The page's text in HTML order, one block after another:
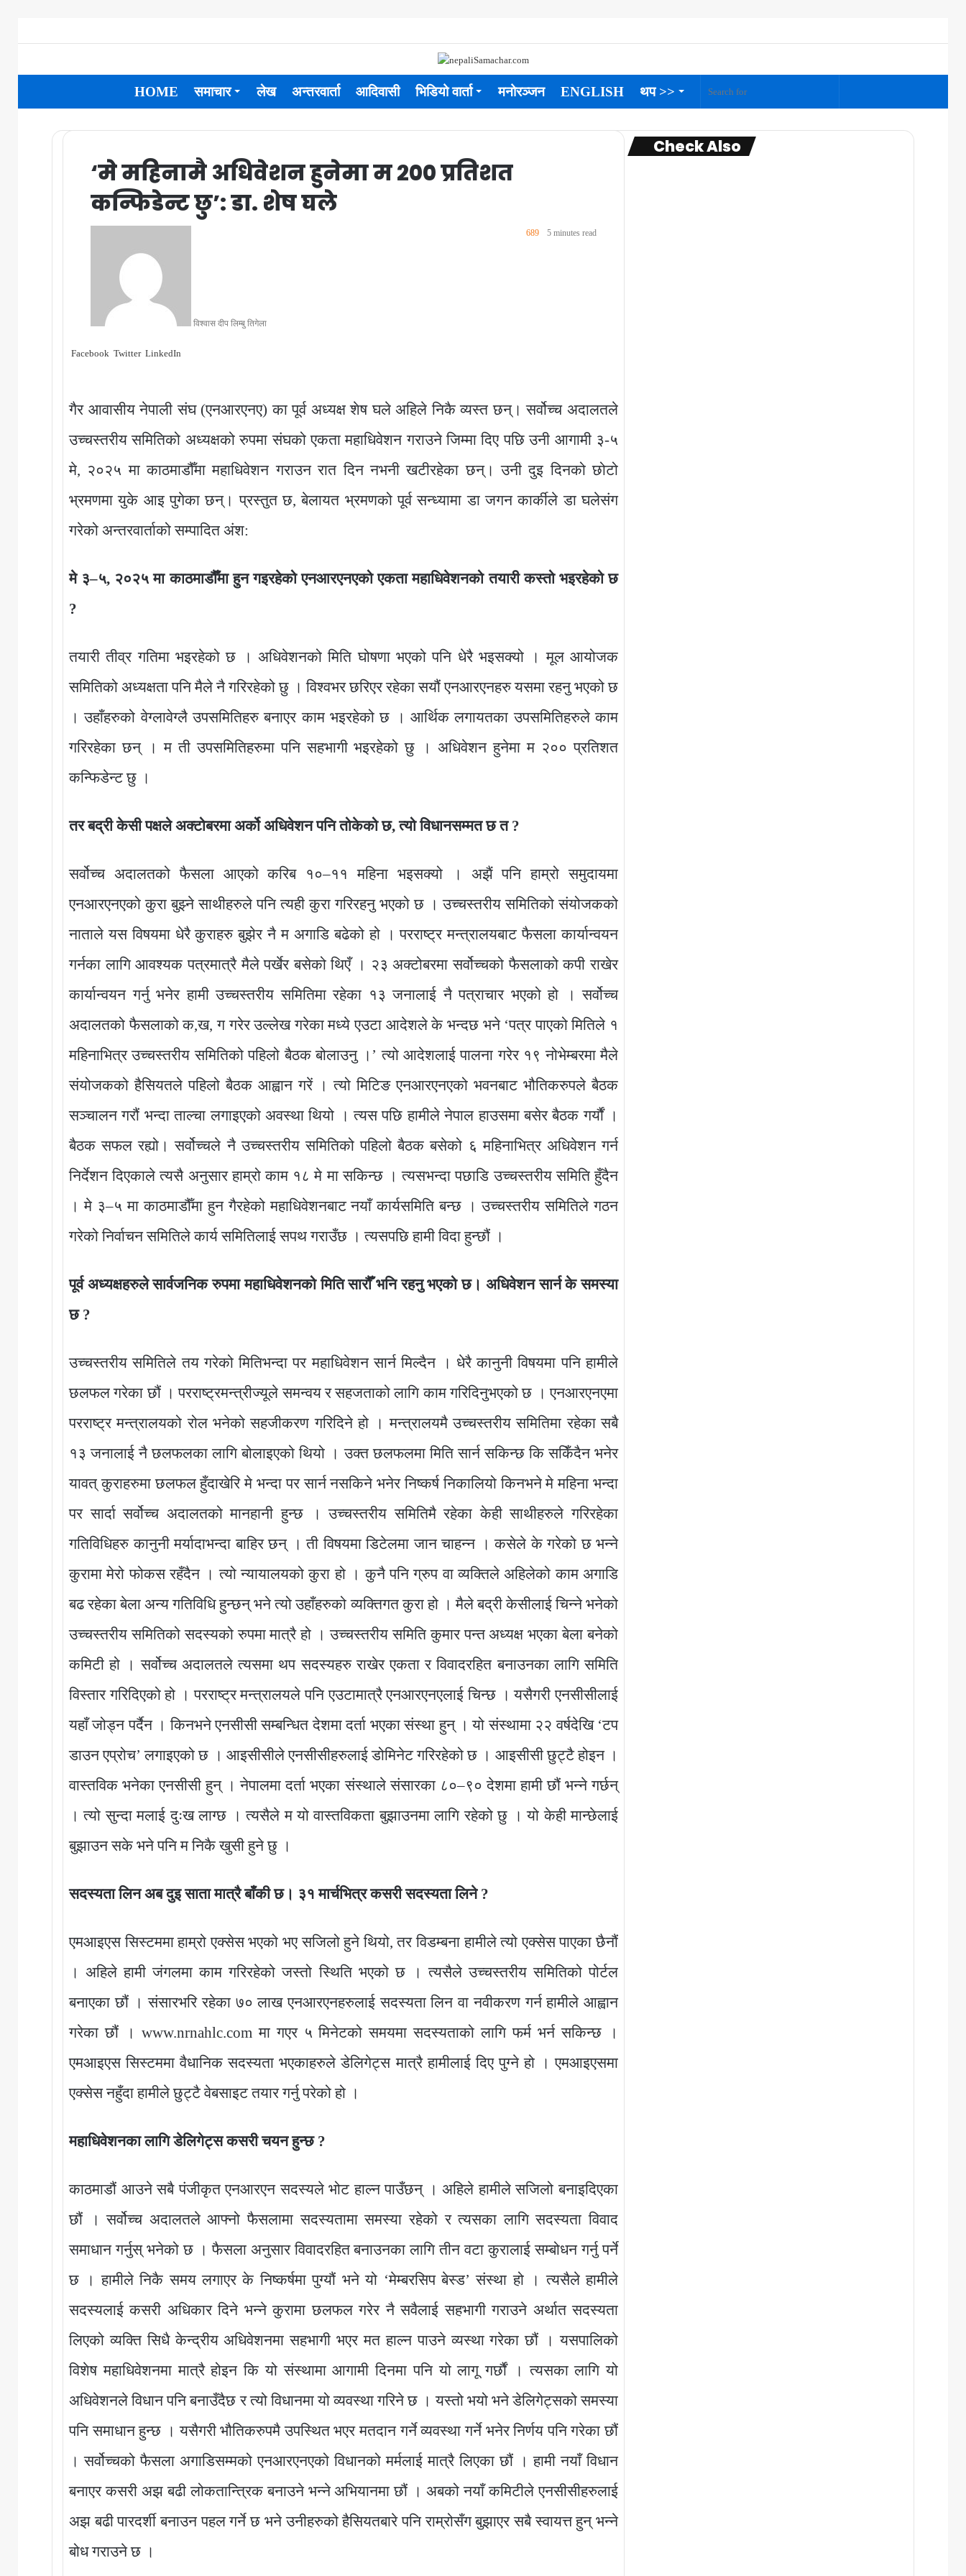
HOME समाचार लेख अन्तरवार्ता आदिवासी भिडियो वार्ता मनोरञ्जन ENGLISH थप >>
‘मे महिनामै अधिवेशन हुनेमा म २०० प्रतिशत
कन्फिडेन्ट छु’: डा. शेष घले
विश्वास दीप लिम्बु तिगेला
689 5 minutes read
Facebook Twitter LinkedIn
गैर आवासीय नेपाली संघ (एनआरएनए) का पूर्व अध्यक्ष शेष घले अहिले निकै व्यस्त छन्। सर्वोच्च अदालतले
उच्चस्तरीय समितिको अध्यक्षको रुपमा संघको एकता महाधिवेशन गराउने जिम्मा दिए पछि उनी आगामी ३-५
मे, २०२५ मा काठमाडौँमा महाधिवेशन गराउन रात दिन नभनी खटीरहेका छन्। उनी दुइ दिनको छोटो
भ्रमणमा युके आइ पुगेका छन्। प्रस्तुत छ, बेलायत भ्रमणको पूर्व सन्ध्यामा डा जगन कार्कीले डा घलेसंग
गरेको अन्तरवार्ताको सम्पादित अंश:
मे ३–५, २०२५ मा काठमाडौँमा हुन गइरहेको एनआरएनएको एकता महाधिवेशनको तयारी कस्तो भइरहेको छ
?
तयारी तीव्र गतिमा भइरहेको छ । अधिवेशनको मिति घोषणा भएको पनि धेरै भइसक्यो । मूल आयोजक
समितिको अध्यक्षता पनि मैले नै गरिरहेको छु । विश्वभर छरिएर रहेका सयौं एनआरएनहरु यसमा रहनु भएको छ
। उहाँहरुको वेग्लावेग्लै उपसमितिहरु बनाएर काम भइरहेको छ । आर्थिक लगायतका उपसमितिहरुले काम
गरिरहेका छन् । म ती उपसमितिहरुमा पनि सहभागी भइरहेको छु । अधिवेशन हुनेमा म २०० प्रतिशत
कन्फिडेन्ट छु ।
तर बद्री केसी पक्षले अक्टोबरमा अर्को अधिवेशन पनि तोकेको छ, त्यो विधानसम्मत छ त ?
सर्वोच्च अदालतको फैसला आएको करिब १०–११ महिना भइसक्यो । अझैं पनि हाम्रो समुदायमा
एनआरएनएको कुरा बुझ्ने साथीहरुले पनि त्यही कुरा गरिरहनु भएको छ । उच्चस्तरीय समितिको संयोजकको
नाताले यस विषयमा धेरै कुराहरु बुझेर नै म अगाडि बढेको हो । परराष्ट्र मन्त्रालयबाट फैसला कार्यान्वयन
गर्नका लागि आवश्यक पत्रमात्रै मैले पर्खेर बसेको थिएँ । २३ अक्टोबरमा सर्वोच्चको फैसलाको कपी राखेर
कार्यान्वयन गर्नु भनेर हामी उच्चस्तरीय समितिमा रहेका १३ जनालाई नै पत्राचार भएको हो । सर्वोच्च
अदालतको फैसलाको क,ख, ग गरेर उल्लेख गरेका मध्ये एउटा आदेशले के भन्दछ भने ‘पत्र पाएको मितिले १
महिनाभित्र उच्चस्तरीय समितिको पहिलो बैठक बोलाउनु ।’ त्यो आदेशलाई पालना गरेर १९ नोभेम्बरमा मैले
संयोजकको हैसियतले पहिलो बैठक आह्वान गरें । त्यो मिटिङ एनआरएनएको भवनबाट भौतिकरुपले बैठक
सञ्चालन गरौं भन्दा ताल्चा लगाइएको अवस्था थियो । त्यस पछि हामीले नेपाल हाउसमा बसेर बैठक गर्यौं ।
बैठक सफल रह्यो। सर्वोच्चले नै उच्चस्तरीय समितिको पहिलो बैठक बसेको ६ महिनाभित्र अधिवेशन गर्न
निर्देशन दिएकाले त्यसै अनुसार हाम्रो काम १८ मे मा सकिन्छ । त्यसभन्दा पछाडि उच्चस्तरीय समिति हुँदैन
। मे ३–५ मा काठमाडौँमा हुन गैरहेको महाधिवेशनबाट नयाँ कार्यसमिति बन्छ । उच्चस्तरीय समितिले गठन
गरेको निर्वाचन समितिले कार्य समितिलाई सपथ गराउँछ । त्यसपछि हामी विदा हुन्छौं ।
पूर्व अध्यक्षहरुले सार्वजनिक रुपमा महाधिवेशनको मिति सारौँ भनि रहनु भएको छ। अधिवेशन सार्न के समस्या
छ ?
उच्चस्तरीय समितिले तय गरेको मितिभन्दा पर महाधिवेशन सार्न मिल्दैन । धेरै कानुनी विषयमा पनि हामीले
छलफल गरेका छौं । परराष्ट्रमन्त्रीज्यूले समन्वय र सहजताको लागि काम गरिदिनुभएको छ । एनआरएनएमा
परराष्ट्र मन्त्रालयको रोल भनेको सहजीकरण गरिदिने हो । मन्त्रालयमै उच्चस्तरीय समितिमा रहेका सबै
१३ जनालाई नै छलफलका लागि बोलाइएको थियो । उक्त छलफलमा मिति सार्न सकिन्छ कि सकिँदैन भनेर
यावत् कुराहरुमा छलफल हुँदाखेरि मे भन्दा पर सार्न नसकिने भनेर निष्कर्ष निकालियो किनभने मे महिना भन्दा
पर सार्दा सर्वोच्च अदालतको मानहानी हुन्छ । उच्चस्तरीय समितिमै रहेका केही साथीहरुले गरिरहेका
गतिविधिहरु कानुनी मर्यादाभन्दा बाहिर छन् । ती विषयमा डिटेलमा जान चाहन्न । कसेले के गरेको छ भन्ने
कुरामा मेरो फोकस रहँदैन । त्यो न्यायालयको कुरा हो । कुनै पनि ग्रुप वा व्यक्तिले अहिलेको काम अगाडि
बढ रहेका बेला अन्य गतिविधि हुन्छन् भने त्यो उहाँहरुको व्यक्तिगत कुरा हो । मैले बद्री केसीलाई चिन्ने भनेको
उच्चस्तरीय समितिको सदस्यको रुपमा मात्रै हो । उच्चस्तरीय समिति कुमार पन्त अध्यक्ष भएका बेला बनेको
कमिटी हो । सर्वोच्च अदालतले त्यसमा थप सदस्यहरु राखेर एकता र विवादरहित बनाउनका लागि समिति
विस्तार गरिदिएको हो । परराष्ट्र मन्त्रालयले पनि एउटामात्रै एनआरएनएलाई चिन्छ । यसैगरी एनसीसीलाई
यहाँ जोड्न पर्दैन । किनभने एनसीसी सम्बन्धित देशमा दर्ता भएका संस्था हुन् । यो संस्थामा २२ वर्षदेखि ‘टप
डाउन एप्रोच’ लगाइएको छ । आइसीसीले एनसीसीहरुलाई डोमिनेट गरिरहेको छ । आइसीसी छुट्टै होइन ।
वास्तविक भनेका एनसीसी हुन् । नेपालमा दर्ता भएका संस्थाले संसारका ८०–९० देशमा हामी छौं भन्ने गर्छन्
। त्यो सुन्दा मलाई दुःख लाग्छ । त्यसैले म यो वास्तविकता बुझाउनमा लागि रहेको छु । यो केही मान्छेलाई
बुझाउन सके भने पनि म निकै खुसी हुने छु ।
सदस्यता लिन अब दुइ साता मात्रै बाँकी छ। ३१ मार्चभित्र कसरी सदस्यता लिने ?
एमआइएस सिस्टममा हाम्रो एक्सेस भएको भए सजिलो हुने थियो, तर विडम्बना हामीले त्यो एक्सेस पाएका छैनौं
। अहिले हामी जंगलमा काम गरिरहेको जस्तो स्थिति भएको छ । त्यसैले उच्चस्तरीय समितिको पोर्टल
बनाएका छौं । संसारभरि रहेका ७० लाख एनआरएनहरुलाई सदस्यता लिन वा नवीकरण गर्न हामीले आह्वान
गरेका छौं । www.nrnahlc.com मा गएर ५ मिनेटको समयमा सदस्यताको लागि फर्म भर्न सकिन्छ ।
एमआइएस सिस्टममा वैधानिक सदस्यता भएकाहरुले डेलिगेट्स मात्रै हामीलाई दिए पुग्ने हो । एमआइएसमा
एक्सेस नहुँदा हामीले छुट्टै वेबसाइट तयार गर्नु परेको हो ।
महाधिवेशनका लागि डेलिगेट्स कसरी चयन हुन्छ ?
काठमाडौं आउने सबै पंजीकृत एनआरएन सदस्यले भोट हाल्न पाउँछन् । अहिले हामीले सजिलो बनाइदिएका
छौं । सर्वोच्च अदालतले आफ्नो फैसलामा सदस्यतामा समस्या रहेको र त्यसका लागि सदस्यता विवाद
समाधान गर्नुस् भनेको छ । फैसला अनुसार विवादरहित बनाउनका लागि तीन वटा कुरालाई सम्बोधन गर्नु पर्ने
छ । हामीले निकै समय लगाएर के निष्कर्षमा पुग्यौं भने यो ‘मेम्बरसिप बेस्ड’ संस्था हो । त्यसैले हामीले
सदस्यलाई कसरी अधिकार दिने भन्ने कुरामा छलफल गरेर नै सवैलाई सहभागी गराउने अर्थात सदस्यता
लिएको व्यक्ति सिधै केन्द्रीय अधिवेशनमा सहभागी भएर मत हाल्न पाउने व्यस्था गरेका छौं । यसपालिको
विशेष महाधिवेशनमा मात्रै होइन कि यो संस्थामा आगामी दिनमा पनि यो लागू गर्छौं । त्यसका लागि यो
अधिवेशनले विधान पनि बनाउँदैछ र त्यो विधानमा यो व्यवस्था गरिने छ । यस्तो भयो भने डेलिगेट्सको समस्या
पनि समाधान हुन्छ । यसैगरी भौतिकरुपमै उपस्थित भएर मतदान गर्ने व्यवस्था गर्ने भनेर निर्णय पनि गरेका छौं
। सर्वोच्चको फैसला अगाडिसम्मको एनआरएनएको विधानको मर्मलाई मात्रै लिएका छौं । हामी नयाँ विधान
बनाएर कसरी अझ बढी लोकतान्त्रिक बनाउने भन्ने अभियानमा छौं । अबको नयाँ कमिटीले एनसीसीहरुलाई
अझ बढी पारदर्शी बनाउन पहल गर्ने छ भने उनीहरुको हैसियतबारे पनि राम्रोसँग बुझाएर सबै स्वायत्त हुन् भन्ने
बोध गराउने छ ।
Check Also